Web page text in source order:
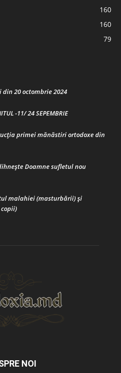
160
160
79
20 octombrie 2024
-11/ 24 SEPEMBRIE
primei mănăstiri ortodoxe din
Doamne sufletul nou
malahiei (masturbării) şi
NOI